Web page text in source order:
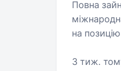
Повна
на
3 тиж.